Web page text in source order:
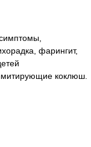
фарингит,
коклюш.